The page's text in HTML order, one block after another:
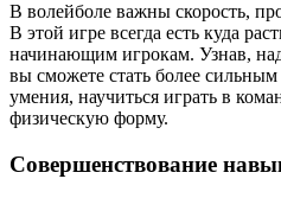
В волейболе важны скорость,
В этой игре всегда есть куда
начинающим игрокам. Узнав,
вы сможете стать более
умения, научиться играть в
физическую форму.
Совершенствование